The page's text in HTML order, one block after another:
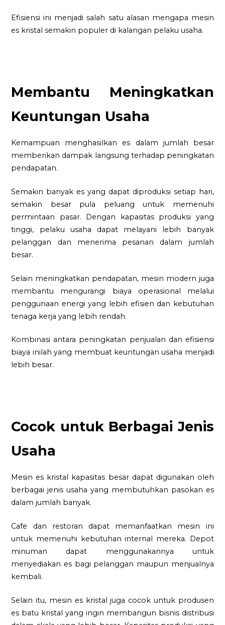
Efisiensi ini menjadi salah satu alasan mengapa mesin
es kristal semakin populer di kalangan pelaku usaha.
Membantu Meningkatkan
Keuntungan Usaha
Kemampuan menghasilkan es dalam jumlah besar
memberikan dampak langsung terhadap peningkatan
pendapatan.
Semakin banyak es yang dapat diproduksi setiap hari,
semakin besar pula peluang untuk memenuhi
permintaan pasar. Dengan kapasitas produksi yang
tinggi, pelaku usaha dapat melayani lebih banyak
pelanggan dan menerima pesanan dalam jumlah
besar.
Selain meningkatkan pendapatan, mesin modern juga
membantu mengurangi biaya operasional melalui
penggunaan energi yang lebih efisien dan kebutuhan
tenaga kerja yang lebih rendah.
Kombinasi antara peningkatan penjualan dan efisiensi
biaya inilah yang membuat keuntungan usaha menjadi
lebih besar.
Cocok untuk Berbagai Jenis
Usaha
Mesin es kristal kapasitas besar dapat digunakan oleh
berbagai jenis usaha yang membutuhkan pasokan es
dalam jumlah banyak.
Cafe dan restoran dapat memanfaatkan mesin ini
untuk memenuhi kebutuhan internal mereka. Depot
minuman dapat menggunakannya untuk
menyediakan es bagi pelanggan maupun menjualnya
kembali.
Selain itu, mesin es kristal juga cocok untuk produsen
es batu kristal yang ingin membangun bisnis distribusi